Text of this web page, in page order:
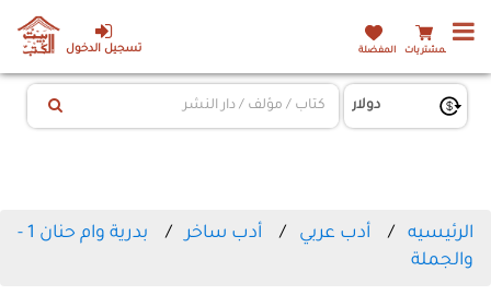
تسجيل الدخول المشتريات المفضلة
الرئيسيه أدب عربي أدب ساخر
بدرية وام حنان 1 -
والجملة